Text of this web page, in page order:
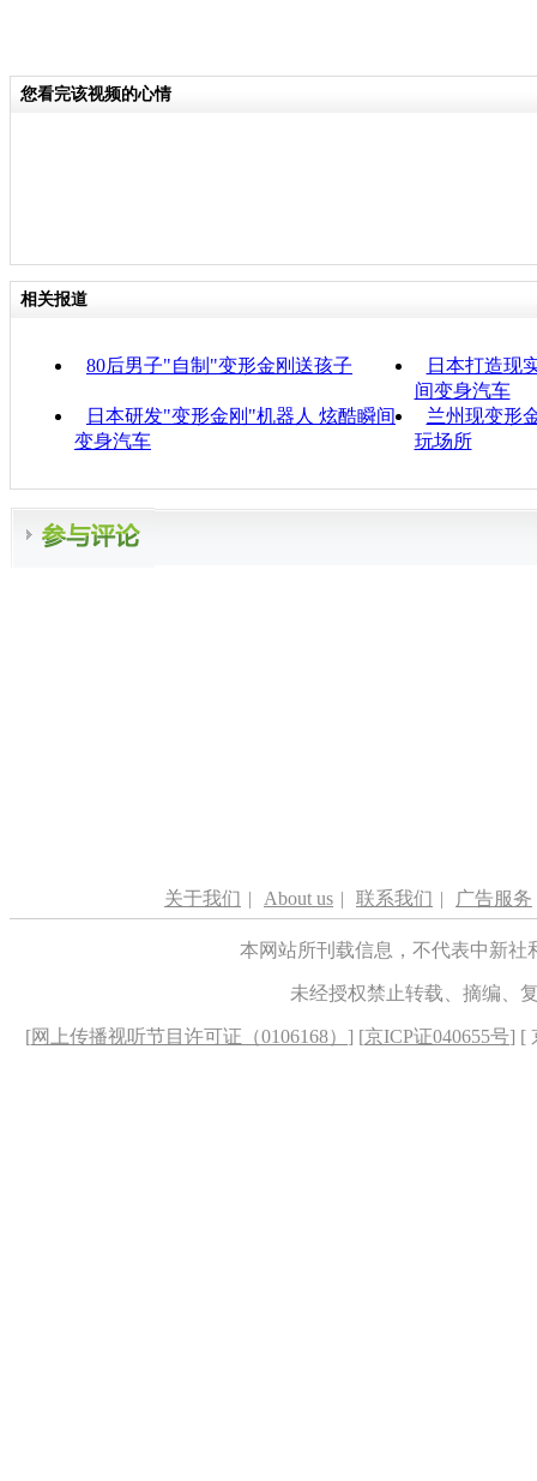
您看完该视频的心情
相关报道
80后男子"自制"变形金刚送孩子
日本打造现
间变身汽车
日本研发"变形金刚"机器人 炫酷瞬间
变身汽车
兰州现变形
玩场所
关于我们 | About us | 联系我们 | 广告服务
本网站所刊载信息，不代表中新
未经授权禁止转载、摘编、
[网上传播视听节目许可证（0106168） ] [京ICP证040655号] [